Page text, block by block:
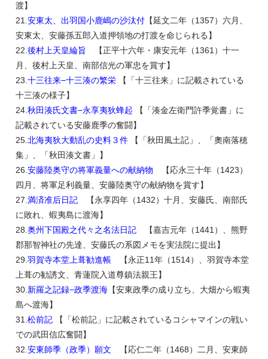
渡】
21.安東太、出羽国小鹿嶋の沙汰付 【延文二年（1357）六月、
安東太、安藤孫五郎入道押領地の打渡を命じられる】
22.後村上天皇綸旨
【正平十六年・康安元年（1361）十一
月、後村上天皇、南部信光の軍忠を賞す】
23.十三往来−十三湊の繁栄 【「十三往来」に記載されている
十三湊の様子】
24.秋田湊氏文書−永享夷狄蜂起 【「湊金左衛門許季覚書」に
記載されている安藤鹿季の奮闘】
25.北海夷狄大動乱の史料３件 【「秋田風土記」、「奧南落穂
集」、「秋田湊文書」】
26.安藤陸奥守の将軍義量への献納物
【応永三十年（1423）
四月、将軍足利義量、安藤陸奥守の献納物を賞す】
27.満済准后日記
【永享四年（1432）十月、安藤氏、南部氏
に敗れ、蝦夷島に渡海】
28.奥州下国殿之代々之名法日記
【嘉吉元年（1441）、熊野
郡那智神社の先達、安藤氏の系図メモを実法院に提出】
29.羽賀寺本堂上葺勧進帳
【永正11年（1514）、羽賀寺本堂
上葺の勧誘文、青蓮院入道尊鎮法親王】
30. 新羅之記録−政季渡海 【安東政季の成り立ち、大畑から蝦夷
島へ渡海】
31.松前記 【「松前記」に記載されているコシャマインの戦い
での武田信広奮闘】
32.安東師季（政季）願文
【応仁二年（1468）二月、安東師